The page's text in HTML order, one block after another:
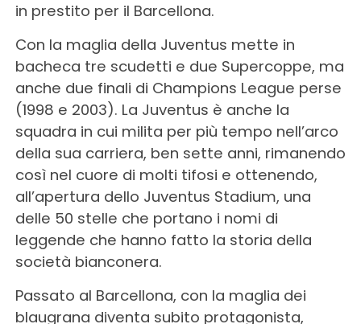
in prestito per il Barcellona.
Con la maglia della Juventus mette in
bacheca tre scudetti e due Supercoppe, ma
anche due finali di Champions League perse
(1998 e 2003). La Juventus è anche la
squadra in cui milita per più tempo nell’arco
della sua carriera, ben sette anni, rimanendo
così nel cuore di molti tifosi e ottenendo,
all’apertura dello Juventus Stadium, una
delle 50 stelle che portano i nomi di
leggende che hanno fatto la storia della
società bianconera.
Passato al Barcellona, con la maglia dei
blaugrana diventa subito protagonista,